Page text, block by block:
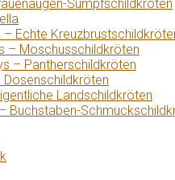
Sumpfschildkröten
Echte
– Moschusschildkröten
– Pantherschildkröten
Dosenschildkröten
Landschildkröten
Buchstaben-